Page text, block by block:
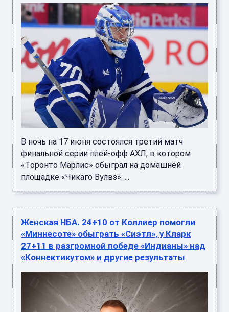
В ночь на 17 июня состоялся третий матч
финальной серии плей-офф АХЛ, в котором
«Торонто Марлис» обыграл на домашней
площадке «Чикаго Вулвз». ...
Женская НБА. 24+10 от Коллиер помогли
«Миннесоте» обыграть «Сиэтл», у Кларк
27+11 в разгромной победе «Индианы» над
«Коннектикутом» и другие результаты